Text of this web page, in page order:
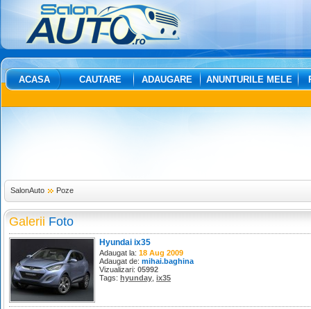
ACASA CAUTARE ADAUGARE ANUNTURILE MELE
SalonAuto Poze
Galerii Foto
Hyundai ix35
Adaugat la: 18 Aug 2009
Adaugat de: mihai.baghina
Vizualizari: 05992
Tags: hyunday ix35